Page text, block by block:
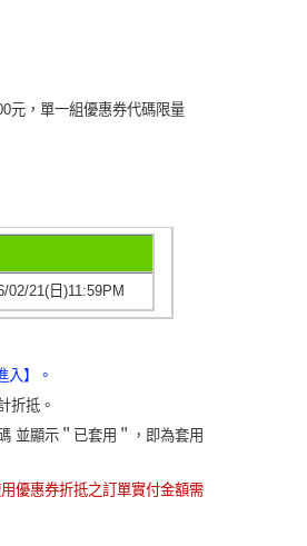
元，單一組優惠券代碼限量
02/21(日)11:59PM
入】。
折抵。
並顯示＂已套用＂，即為套用
優惠券折抵之訂單實付金額需